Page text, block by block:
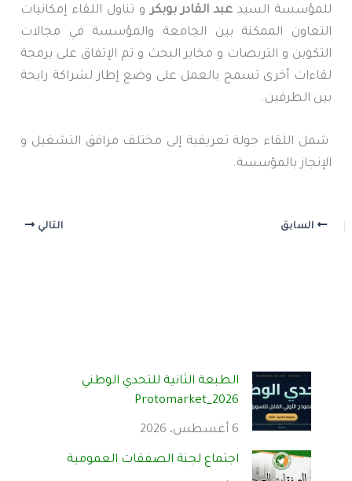
الطبعة الثانية للتحدي الوطني
Protomarket_2026
6 أغسطس، 2026
اجتماع لجنة الصفقات العمومية
للمؤسسة السيد عبد القادر بوبكرو تناول اللقاء إمكانيات
التعاون الممكنة بين الجامعة والمؤسسة في مجالات
التكوين و التربصات و مخابر البحث و تم الإتفاق على برمجة
لقاءات أخرى تسمح بالعمل على وضع إطار لشراكة رابحة
بين الطرفين.
شمل اللقاء جولة تعريفية إلى مختلف مرافق التشغيل و
الإنجاز بالمؤسسة.
السابق التالي